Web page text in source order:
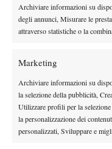
Archiviare informazioni su
degli annunci, Misurare le
attraverso statistiche o la
Marketing
Archiviare informazioni su
la selezione della pubblicità,
Utilizzare profili per la
la personalizzazione dei
personalizzati, Sviluppare e
oltre i quarti di finale nei
pochi ancora in attività
(Wimbledon 2024 e
infortuni, probabilmente
volteggiare il rovescio a
di uno Slam.